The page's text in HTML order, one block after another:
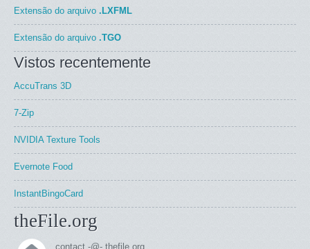
Extensão do arquivo .LXFML
Extensão do arquivo .TGO
Vistos recentemente
AccuTrans 3D
7-Zip
NVIDIA Texture Tools
Evernote Food
InstantBingoCard
theFile.org
contact -@- thefile.org